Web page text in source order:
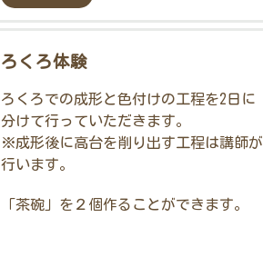
ろくろ体験
ろくろでの成形と色付けの工程を2日に
分けて行っていただきます。
※成形後に高台を削り出す工程は講師が
行います。
「茶碗」を２個作ることができます。